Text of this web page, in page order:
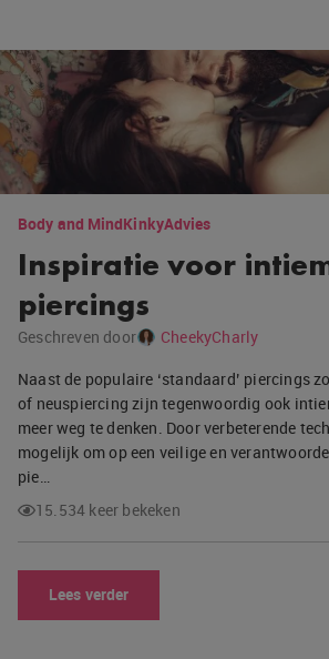
Body and MindKinkyAdvies
Inspiratie voor
piercings
Geschreven door
CheekyCharly
Naast de populaire ‘standaard’ piercings
of neuspiercing zijn tegenwoordig ook
meer weg te denken. Door verbeterende
mogelijk om op een veilige en
pie…
15.534 keer bekeken
Lees verder